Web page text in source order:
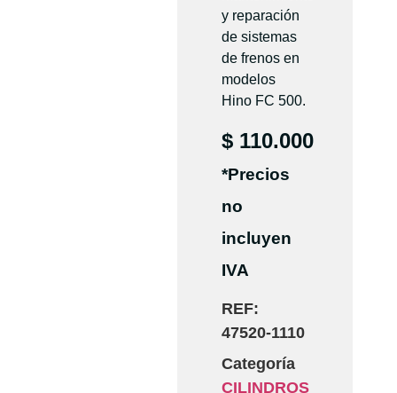
y reparación
de sistemas
de frenos en
modelos
Hino FC 500.
$110.000
*Precios
no
incluyen
IVA
REF:
47520-1110
Categoría
CILINDROS